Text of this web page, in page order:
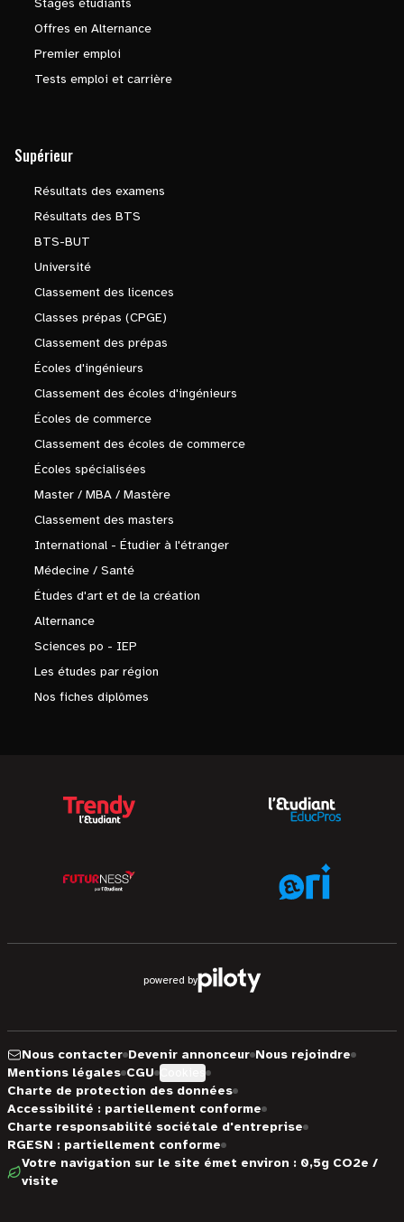
Stages étudiants
Offres en Alternance
Premier emploi
Tests emploi et carrière
Supérieur
Résultats des examens
Résultats des BTS
BTS-BUT
Université
Classement des licences
Classes prépas (CPGE)
Classement des prépas
Écoles d'ingénieurs
Classement des écoles d'ingénieurs
Écoles de commerce
Classement des écoles de commerce
Écoles spécialisées
Master / MBA / Mastère
Classement des masters
International - Étudier à l'étranger
Médecine / Santé
Études d'art et de la création
Alternance
Sciences po - IEP
Les études par région
Nos fiches diplômes
powered by
Nous contacter Devenir annonceur Nous rejoindre
Mentions légales CGU
Charte de protection des données
Accessibilité : partiellement conforme
Charte responsabilité sociétale d'entreprise
RGESN : partiellement conforme
Votre navigation sur le site émet environ : 0,5g CO2e /
visite